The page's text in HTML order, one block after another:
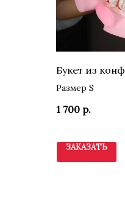
Букет из
Размер S
1 700 р.
ЗАКАЗАТЬ